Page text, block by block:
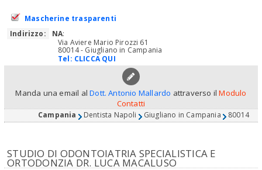
Mascherine trasparenti
Indirizzo:
NA:
Via Aviere Mario Pirozzi 61
80014 - Giugliano in Campania
Tel: CLICCA QUI
Manda una email alDott. Antonio Mallardo attraverso ilModulo
Contatti
Campania Dentista Napoli Giugliano in Campania 80014
STUDIO DI ODONTOIATRIA SPECIALISTICA E
ORTODONZIA DR. LUCA MACALUSO